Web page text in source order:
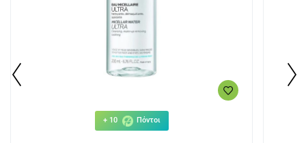
+ 10 Πόντοι